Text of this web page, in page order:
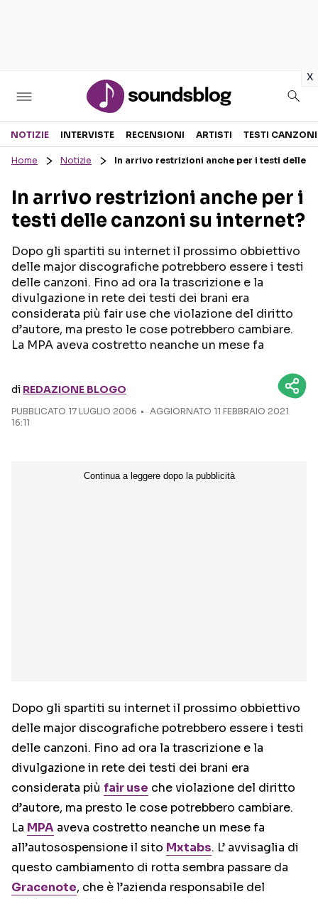
x
Sezioni
RECENSIONI MUSICALI
INTERVISTE
GOSSIP E CURIOSITÀ
TESTI CANZONI
TOUR ED EVENTI
TALENT SHOW
Seguici sui social
NOTIZIE INTERVISTE RECENSIONI ARTISTI TESTI CANZONI
Home Notizie In arrivo restrizioni anche per i testi delle
In arrivo restrizioni anche per i
testi delle canzoni su internet?
Dopo gli spartiti su internet il prossimo obbiettivo
delle major discografiche potrebbero essere i testi
delle canzoni. Fino ad ora la trascrizione e la
divulgazione in rete dei testi dei brani era
considerata più fair use che violazione del diritto
d’autore, ma presto le cose potrebbero cambiare.
La MPA aveva costretto neanche un mese fa
di REDAZIONE BLOGO
PUBBLICATO 17 LUGLIO 2006
AGGIORNATO 11 FEBBRAIO 2021
16:11
Dopo gli spartiti su internet il prossimo obbiettivo
delle major discografiche potrebbero essere i testi
delle canzoni. Fino ad ora la trascrizione e la
divulgazione in rete dei testi dei brani era
considerata più fair use che violazione del diritto
d’autore, ma presto le cose potrebbero cambiare.
La MPA aveva costretto neanche un mese fa
all’autosospensione il sito Mxtabs. L’ avvisaglia di
questo cambiamento di rotta sembra passare da
Gracenote, che è l’azienda responsabile del